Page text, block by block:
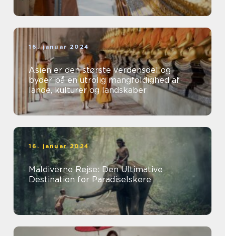
16. januar 2024
Asien er den største verdensdel og
byder på en utrolig mangfoldighed af
lande, kulturer og landskaber
16. januar 2024
Maldiverne Rejse: Den Ultimative
Destination for Paradiselskere